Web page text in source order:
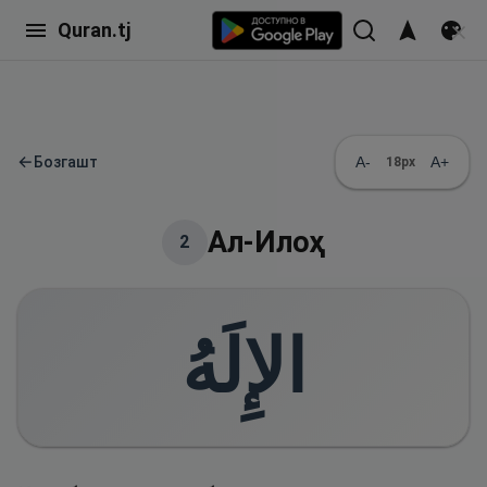
Quran.tj
←Бозгашт A- 18px A+
2 Ал-Илоҳ
الإِلَهُ